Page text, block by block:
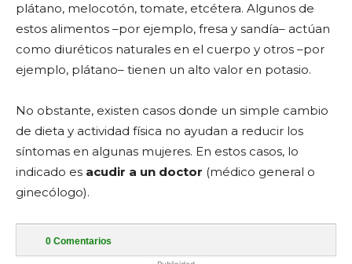
plátano, melocotón, tomate, etcétera. Algunos de
estos alimentos –por ejemplo, fresa y sandía– actúan
como diuréticos naturales en el cuerpo y otros –por
ejemplo, plátano– tienen un alto valor en potasio.
No obstante, existen casos donde un simple cambio
de dieta y actividad física no ayudan a reducir los
síntomas en algunas mujeres. En estos casos, lo
indicado es acudir a un doctor (médico general o
ginecólogo).
0 Comentarios